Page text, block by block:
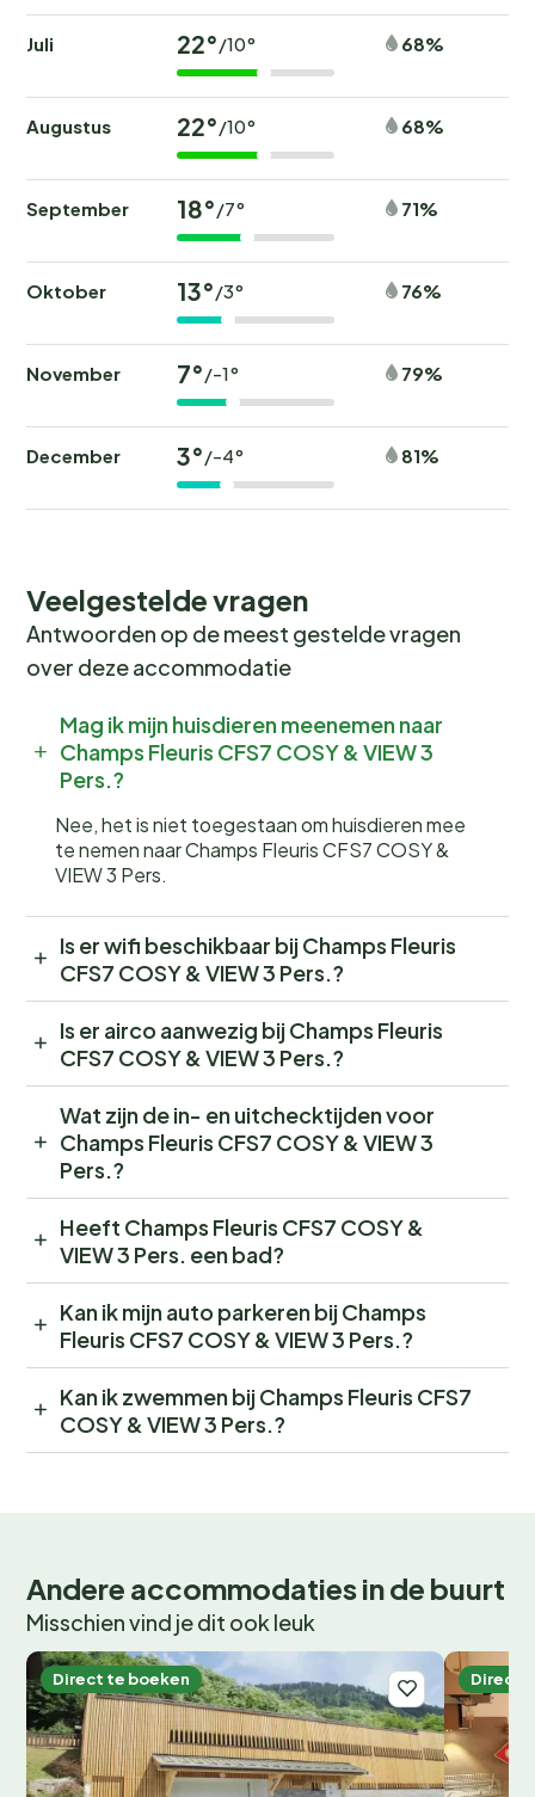
Juli 22°/10° 68%
Augustus 22°/10° 68%
September 18°/7° 71%
Oktober 13°/3° 76%
November 7°/-1° 79%
December 3°/-4° 81%
Veelgestelde vragen
Antwoorden op de meest gestelde vragen
over deze accommodatie
Mag ik mijn huisdieren meenemen naar
Champs Fleuris CFS7 COSY & VIEW 3
Pers.?
Nee, het is niet toegestaan om huisdieren mee
te nemen naar Champs Fleuris CFS7 COSY &
VIEW 3 Pers.
Is er wifi beschikbaar bij Champs Fleuris
CFS7 COSY & VIEW 3 Pers.?
Is er airco aanwezig bij Champs Fleuris
CFS7 COSY & VIEW 3 Pers.?
Wat zijn de in- en uitchecktijden voor
Champs Fleuris CFS7 COSY & VIEW 3
Pers.?
Heeft Champs Fleuris CFS7 COSY &
VIEW 3 Pers. een bad?
Kan ik mijn auto parkeren bij Champs
Fleuris CFS7 COSY & VIEW 3 Pers.?
Kan ik zwemmen bij Champs Fleuris CFS7
COSY & VIEW 3 Pers.?
Andere accommodaties in de buurt
Misschien vind je dit ook leuk
Direct te boeken Direct